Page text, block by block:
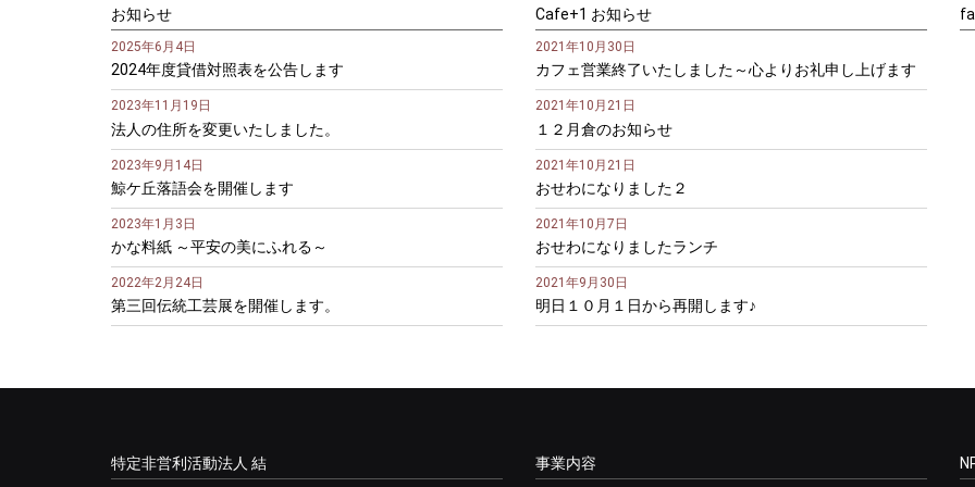
お知らせ
2025年6月4日
2024年度貸借対照表を公告します
2023年11月19日
法人の住所を変更いたしました。
2023年9月14日
鯨ケ丘落語会を開催します
2023年1月3日
かな料紙 ～平安の美にふれる～
2022年2月24日
第三回伝統工芸展を開催します。
Cafe+1 お知らせ
2021年10月30日
カフェ営業終了いたしました～心よりお礼申し上げます
2021年10月21日
１２月倉のお知らせ
2021年10月21日
おせわになりました２
2021年10月7日
おせわになりましたランチ
2021年9月30日
明日１０月１日から再開します♪
特定非営利活動法人 結 事業内容